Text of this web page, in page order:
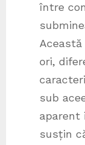
între
ori,
sub
aparent
susțin